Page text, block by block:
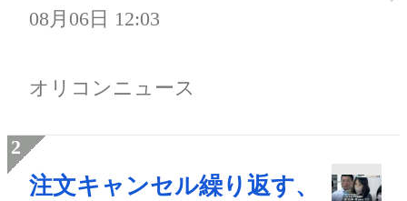
08月06日 12:03
オリコンニュース
注文キャンセル繰り返す、